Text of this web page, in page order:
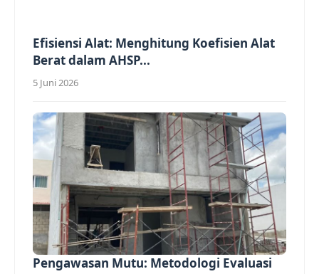
Efisiensi Alat: Menghitung Koefisien Alat
Berat dalam AHSP...
5 Juni 2026
Pengawasan Mutu: Metodologi Evaluasi